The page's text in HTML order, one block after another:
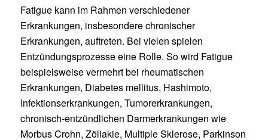
Fatigue kann im Rahmen verschiedener
Erkrankungen, insbesondere chronischer
Erkrankungen, auftreten. Bei vielen spielen
Entzündungsprozesse eine Rolle. So wird Fatigue
beispielsweise vermehrt bei rheumatischen
Erkrankungen, Diabetes mellitus, Hashimoto,
Infektionserkrankungen, Tumorerkrankungen,
chronisch-entzündlichen Darmerkrankungen wie
Morbus Crohn, Zöliakie, Multiple Sklerose, Parkinson